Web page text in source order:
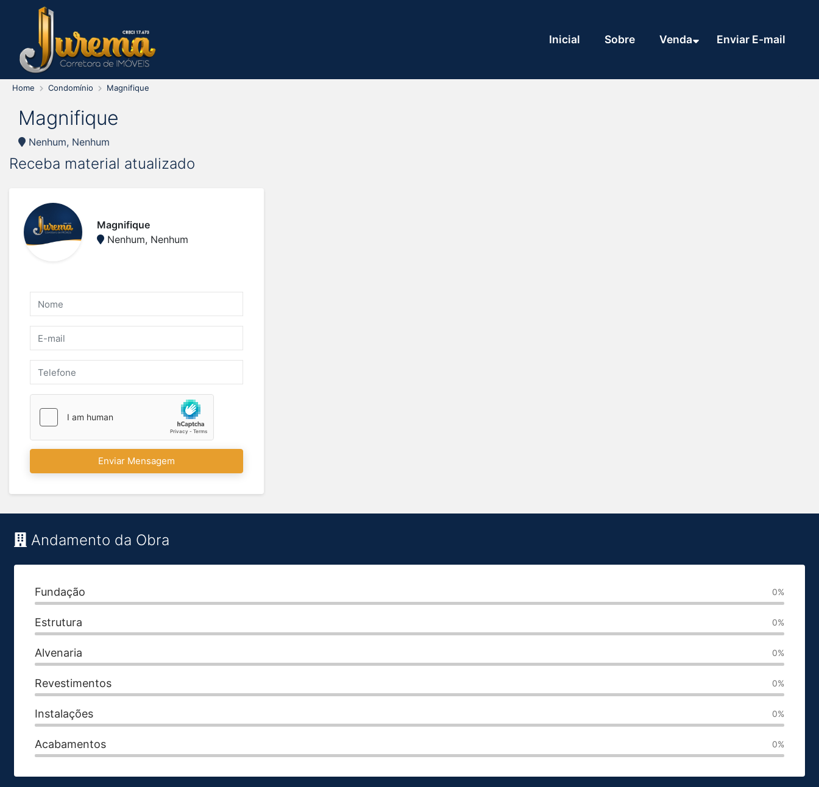
Inicial Sobre Venda Enviar E-mail
Home Condomínio Magnifique
Magnifique
Nenhum, Nenhum
Receba material atualizado
Magnifique
Nenhum, Nenhum
Enviar Mensagem
Andamento da Obra
Fundação 0%
Estrutura 0%
Alvenaria 0%
Revestimentos 0%
Instalações 0%
Acabamentos 0%